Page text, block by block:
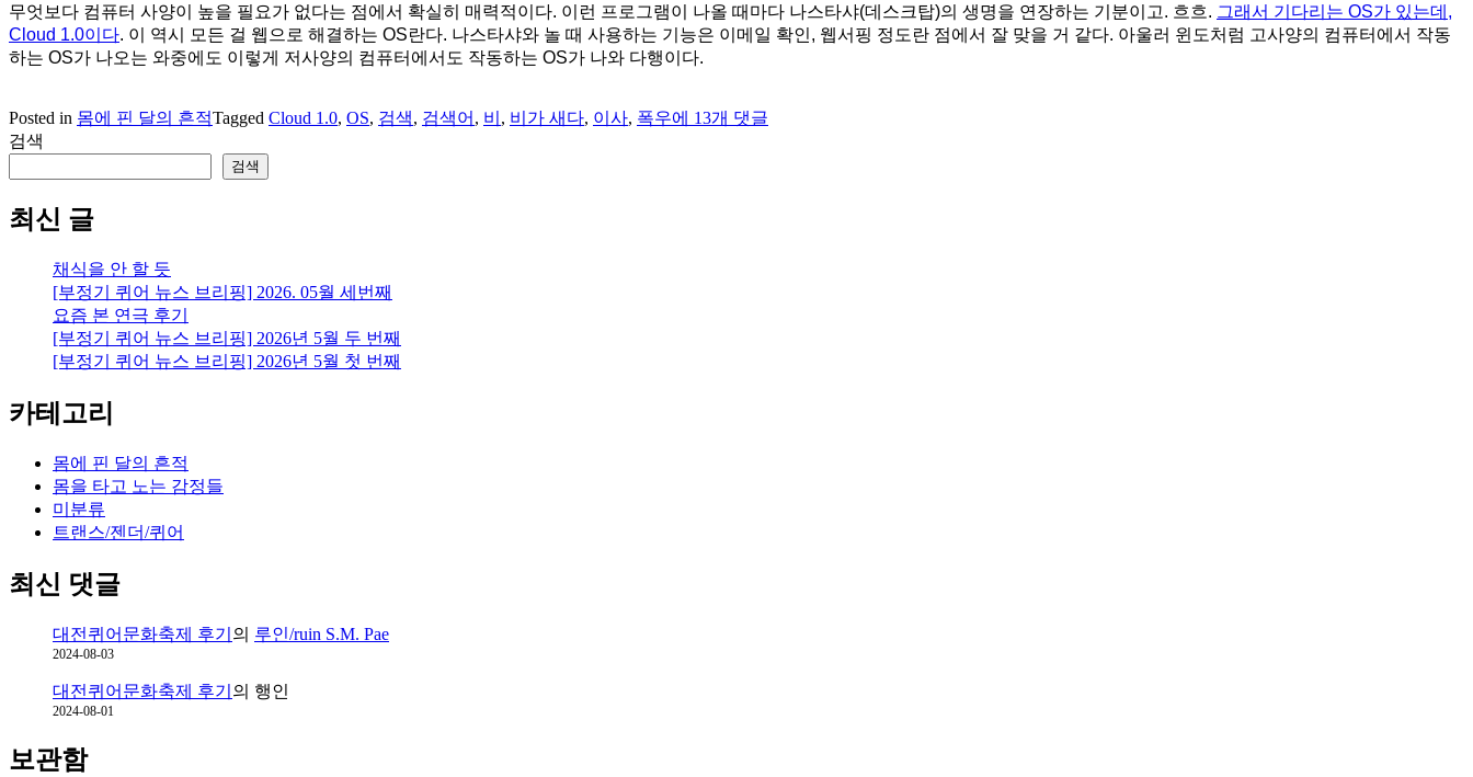
무엇보다 컴퓨터 사양이 높을 필요가 없다는 점에서 확실히 매력적이다. 이런 프로그램이 나올 때마다 나스타샤(데스크탑)의 생명을 연장하는 기분이고. 흐흐. 그래서 기다리는 OS가 있는데,
Cloud 1.0이다. 이 역시 모든 걸 웹으로 해결하는 OS란다. 나스타샤와 놀 때 사용하는 기능은 이메일 확인, 웹서핑 정도란 점에서 잘 맞을 거 같다. 아울러 윈도처럼 고사양의 컴퓨터에서 작동
하는 OS가 나오는 와중에도 이렇게 저사양의 컴퓨터에서도 작동하는 OS가 나와 다행이다.
Posted in 몸에 핀 달의 흔적Tagged Cloud 1.0, OS, 검색, 검색어 , 비 , 비가 새다, 이사, 폭우집
에 13개 댓글
검색
검색
최신 글
채식을 안 할 듯
[부정기 퀴어 뉴스 브리핑] 2026. 05월 세번째
요즘 본 연극 후기
[부정기 퀴어 뉴스 브리핑] 2026년 5월 두 번째
[부정기 퀴어 뉴스 브리핑] 2026년 5월 첫 번째
카테고리
몸에 핀 달의 흔적
몸을 타고 노는 감정들
미분류
트랜스/젠더/퀴어
최신 댓글
대전퀴어문화축제 후기 의 루인/ruin S.M. Pae
2024-08-03
대전퀴어문화축제 후기 의 행인
2024-08-01
보관함